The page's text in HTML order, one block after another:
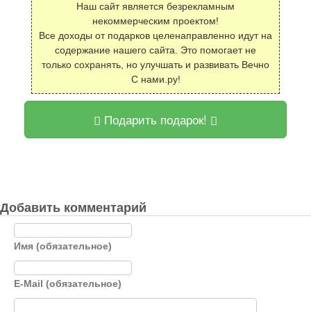
Наш сайт является безрекламным
некоммерческим проектом!
Все доходы от подарков целенаправленно идут на
содержание нашего сайта. Это помогает не
только сохранять, но улучшать и развивать Вечно
С нами.ру!
Подарить подарок!
Добавить комментарий
Имя (обязательное)
E-Mail (обязательное)